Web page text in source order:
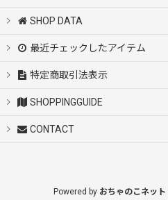
SHOP DATA
最近チェックしたアイテム
特定商取引法表示
SHOPPINGGUIDE
CONTACT
Powered by おちゃのこネット